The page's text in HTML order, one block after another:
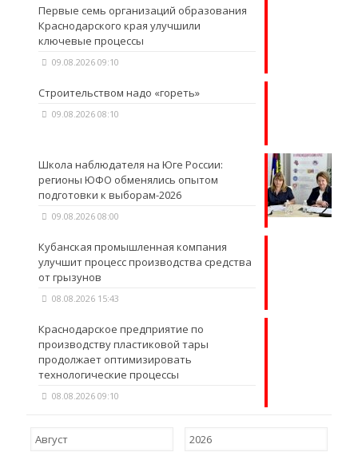
Первые семь организаций образования
Краснодарского края улучшили
ключевые процессы
09.08.2026 09:10
Строительством надо «гореть»
09.08.2026 08:10
Школа наблюдателя на Юге России:
регионы ЮФО обменялись опытом
подготовки к выборам-2026
09.08.2026 08:00
Кубанская промышленная компания
улучшит процесс производства средства
от грызунов
08.08.2026 15:43
Краснодарское предприятие по
производству пластиковой тары
продолжает оптимизировать
технологические процессы
08.08.2026 09:10